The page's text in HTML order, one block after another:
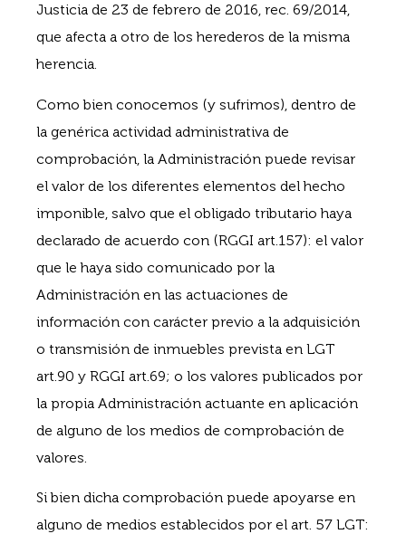
Justicia de 23 de febrero de 2016, rec. 69/2014,
que afecta a otro de los herederos de la misma
herencia.
Como bien conocemos (y sufrimos), dentro de
la genérica actividad administrativa de
comprobación, la Administración puede revisar
el valor de los diferentes elementos del hecho
imponible, salvo que el obligado tributario haya
declarado de acuerdo con (RGGI art.157): el valor
que le haya sido comunicado por la
Administración en las actuaciones de
información con carácter previo a la adquisición
o transmisión de inmuebles prevista en LGT
art.90 y RGGI art.69; o los valores publicados por
la propia Administración actuante en aplicación
de alguno de los medios de comprobación de
valores.
Si bien dicha comprobación puede apoyarse en
alguno de medios establecidos por el art. 57 LGT: